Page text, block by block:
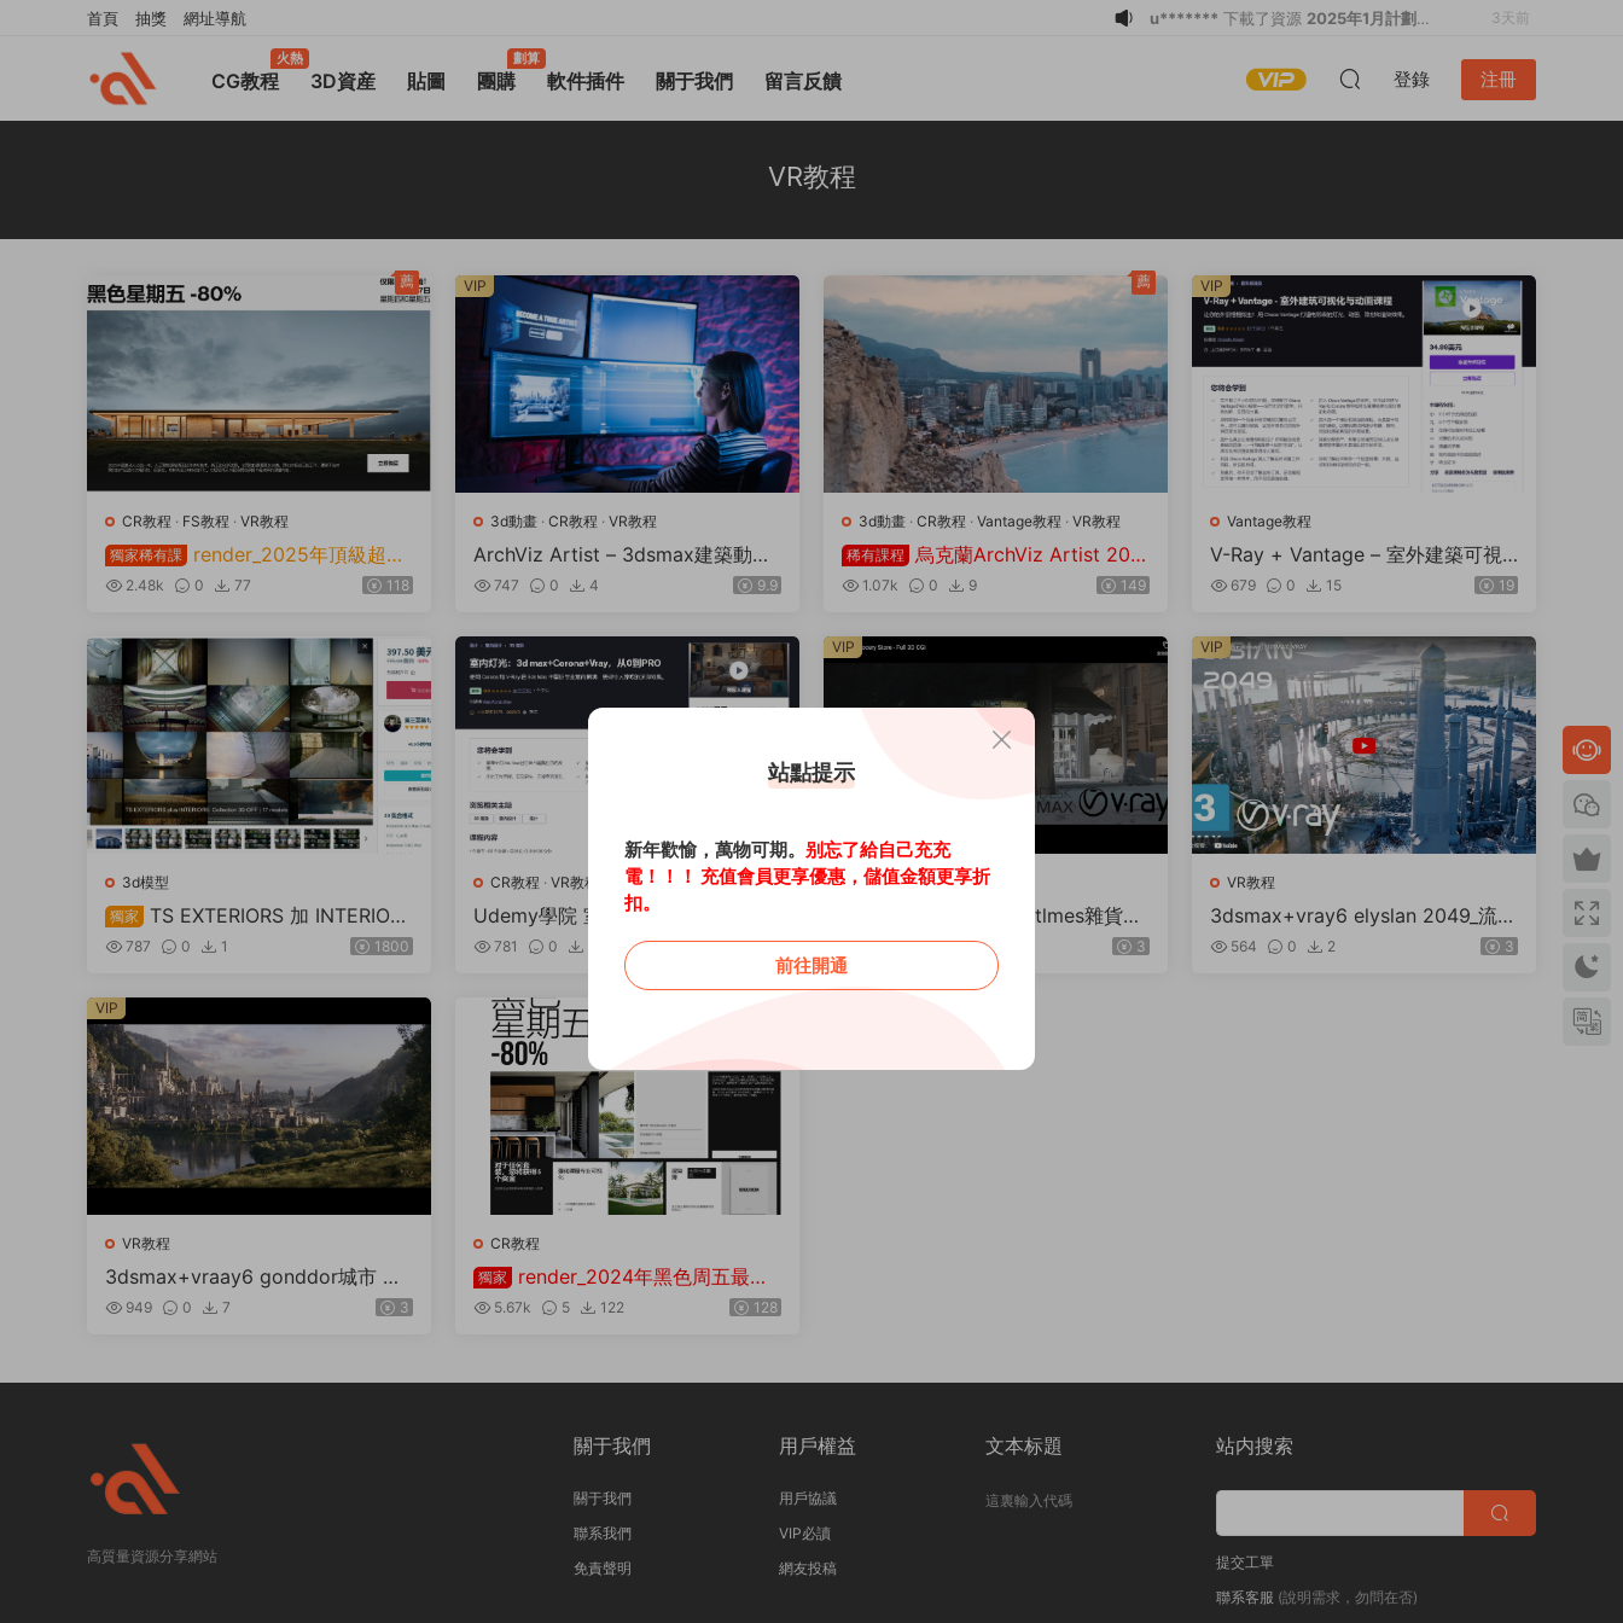
CG教程
火熱
3D資産 貼圖 團購
劃算
軟件插件 關于我們 留言反饋 登錄 注冊
首頁 抽獎 網址導航 u******* 下載了資源 2025年1月計劃43
Reznichenko
3天前
登錄了本站 4天前
c*****n登錄了本站 7天前
級超寫實照片級渲染圖3dmax課程
l*******加入了本站 7天前
u*******加入了本站 7天前
登錄了本站 24小時前
u*******下載了資源
2025年1月計劃43
個案例訂閱 烏蘭克 Anastasiia
Reznichenko
VR教程
CR教程 · FS教程 · VR教程
獨家稀有課
render_2025年頂級超寫
實照片級渲染圖3dmax課程
2.48k 0 77 118
薦
3d動畫 · CR教程 · VR教程
ArchViz Artist – 3dsmax建築動畫
教程
747 0 4 9.9
VIP
3d動畫 · CR教程 · Vantage教程 · VR教程
稀有課程
烏克蘭ArchViz Artist 202
5年 5月最新 建築外立面與室内動畫
1.07k 0 9 149
薦
Vantage教程
V-Ray + Vantage – 室外建築可視
化與動畫課程
679 0 15 19
VIP
3d模型
獨家
TS EXTERIORS 加 INTERIOR
S 系列 30-OFF
787 0 1 1800
CR教程 · VR教程
Udemy學院 室內照明 Corona 和 V
ray 深度對比解析
781 0 49
VR教程
3dsmax+vray6_goodtlmes雜貨店
_流程分解
482 0 5 3
VIP
VR教程
3dsmax+vray6 elyslan 2049_流程
分解
564 0 2 3
VIP
VR教程
3dsmax+vraay6 gonddor城市 流
程分解
949 0 7 3
VIP
CR教程
獨家
render_2024年黑色周五最好
的81套案例課 001系列
5.67k 5 122 128
高質量資源分享網站
關于我們
關于我們
聯系我們
免責聲明
用戶權益
用戶協議
VIP必讀
網友投稿
文本标題
這裏輸入代碼
站内搜索
提交工單
聯系客服 (說明需求，勿問在否)
站點提示
新年歡愉，萬物可期。 别忘了給自己充充
電！！！ 充值會員更享優惠，儲值金額更享折
扣。
前往開通